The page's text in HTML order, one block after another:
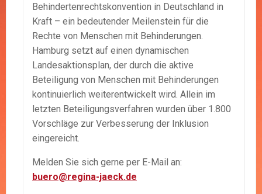
Behindertenrechtskonvention in Deutschland in
Kraft – ein bedeutender Meilenstein für die
Rechte von Menschen mit Behinderungen.
Hamburg setzt auf einen dynamischen
Landesaktionsplan, der durch die aktive
Beteiligung von Menschen mit Behinderungen
kontinuierlich weiterentwickelt wird. Allein im
letzten Beteiligungsverfahren wurden über 1.800
Vorschläge zur Verbesserung der Inklusion
eingereicht.
Melden Sie sich gerne per E-Mail an:
buero@regina-jaeck.de